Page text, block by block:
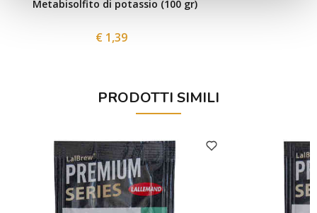
Metabisolfito di potassio (100 gr)
€ 1,39
PRODOTTI SIMILI